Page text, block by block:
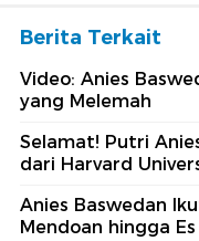
Berita Terkait
Video: Anies
yang Melemah
Selamat! Putri
dari Harvard
Anies Baswedan
Mendoan hingga Es